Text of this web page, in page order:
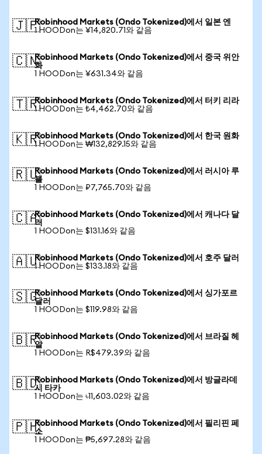
🇯🇵Robinhood Markets (Ondo Tokenized)에서 일본 엔
1 HOODon는 ¥14,820.71와 같음
🇨🇳Robinhood Markets (Ondo Tokenized)에서 중국 위안
화
1 HOODon는 ¥631.34와 같음
🇹🇷Robinhood Markets (Ondo Tokenized)에서 터키 리라
1 HOODon는 ₺4,462.70와 같음
🇰🇷Robinhood Markets (Ondo Tokenized)에서 한국 원화
1 HOODon는 ₩132,829.15와 같음
🇷🇺Robinhood Markets (Ondo Tokenized)에서 러시아 루
블
1 HOODon는 ₽7,765.70와 같음
🇨🇦Robinhood Markets (Ondo Tokenized)에서 캐나다 달
러
1 HOODon는 $131.16와 같음
🇦🇺Robinhood Markets (Ondo Tokenized)에서 호주 달러
1 HOODon는 $133.18와 같음
🇸🇬Robinhood Markets (Ondo Tokenized)에서 싱가포르
달러
1 HOODon는 $119.98와 같음
🇧🇷Robinhood Markets (Ondo Tokenized)에서 브라질 헤
알
1 HOODon는 R$479.39와 같음
🇧🇩Robinhood Markets (Ondo Tokenized)에서 방글라데
시 타카
1 HOODon는 ৳11,603.02와 같음
🇵🇭Robinhood Markets (Ondo Tokenized)에서 필리핀 페
소
1 HOODon는 ₱5,697.28와 같음